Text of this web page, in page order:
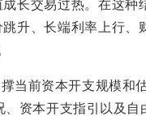
长交易过热。在这
升、长端利率上行
当前资本开支规模
资本开支指引以及